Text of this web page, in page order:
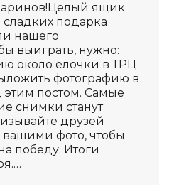
ящик
подарка
нашего
выиграть, нужно:
около ёлочки в ТРЦ
фотографию в
постом. Самые
снимки станут
друзей
вашими фото, чтобы
победу. Итоги